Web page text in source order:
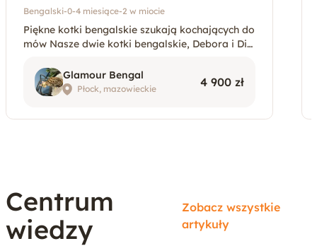
do zmiany domu
Bengalski-0-4 miesiące-2 w miocie
Piękne kotki bengalskie szukają kochających do
mów Nasze dwie kotki bengalskie, Debora i Dia
wadzki do kochających i odpowiedzialnych dom
ów. Dorastają w s
Glamour Bengal
Płock, mazowieckie 4 900 zł
Centrum
wiedzy
Zobacz wszystkie
artykuły